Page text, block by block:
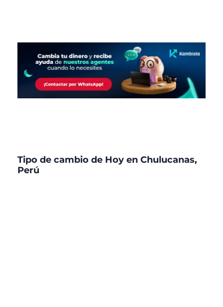
Tipo de cambio de Hoy en Chulucanas,
Perú